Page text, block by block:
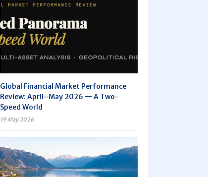
Global Financial Market Performance
Review: April–May 2026 — A Two-
Speed World
19 May 2026